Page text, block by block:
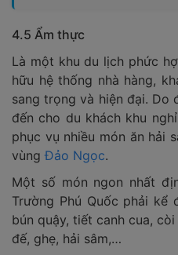
4.5 Ẩm thực
Là một khu du lịch phức
hữu hệ thống nhà hàng,
sang trọng và hiện đại. Do
đến cho du khách khu
phục vụ nhiều món ăn hải
vùng Đảo Ngọc.
Một số món ngon nhất
Trường Phú Quốc phải kể
bún quậy, tiết canh cua,
đế, ghẹ, hải sâm,…